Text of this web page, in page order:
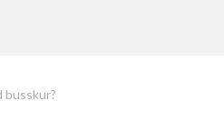
busskur?